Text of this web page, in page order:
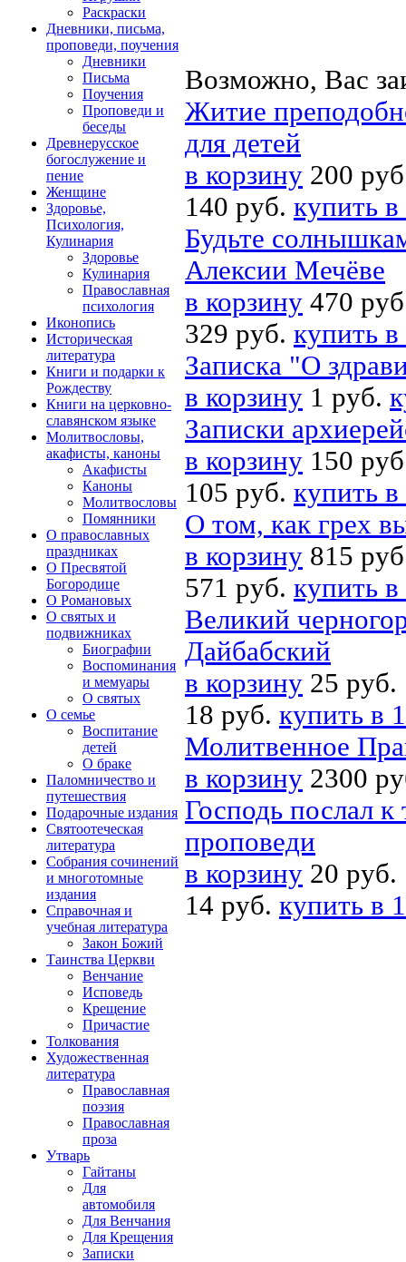
Раскраски
Дневники, письма,
проповеди, поучения
Дневники
Письма
Поучения
Проповеди и
беседы
Древнерусское
богослужение и
пение
Женщине
Здоровье,
Психология,
Кулинария
Здоровье
Кулинария
Православная
психология
Иконопись
Историческая
литература
Книги и подарки к
Рождеству
Книги на церковно-
славянском языке
Молитвословы,
акафисты, каноны
Акафисты
Каноны
Молитвословы
Помянники
О православных
праздниках
О Пресвятой
Богородице
О Романовых
О святых и
подвижниках
Биографии
Воспоминания
и мемуары
О святых
О семье
Воспитание
детей
О браке
Паломничество и
путешествия
Подарочные издания
Святоотеческая
литература
Собрания сочинений
и многотомные
издания
Справочная и
учебная литература
Закон Божий
Таинства Церкви
Венчание
Исповедь
Крещение
Причастие
Толкования
Художественная
литература
Православная
поэзия
Православная
проза
Утварь
Гайтаны
Для
автомобиля
Для Венчания
Для Крещения
Записки
Возможно, Вас
Житие
для детей
в корзину 200
140 руб. купить
Будьте
Алексии Мечёве
в корзину 470
329 руб. купить
Записка "О
в корзину 1 руб.
Записки
в корзину 150
105 руб. купить
О том, как грех
в корзину 815
571 руб. купить
Великий
Дайбабский
в корзину 25 руб.
18 руб. купить в
Молитвенное
в корзину 2300
Господь послал
проповеди
в корзину 20 руб.
14 руб. купить в